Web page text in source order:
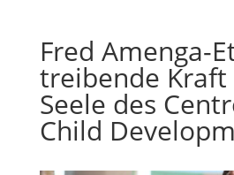
Fred Amenga-
treibende
Seele des
Child